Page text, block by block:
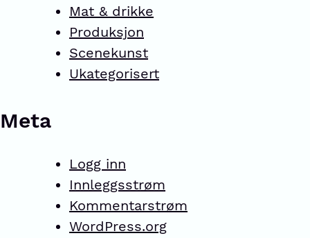
Mat & drikke
Produksjon
Scenekunst
Ukategorisert
Meta
Logg inn
Innleggsstrøm
Kommentarstrøm
WordPress.org